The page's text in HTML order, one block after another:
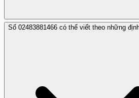
Theo hiện tại, chỉ có một nhận xét
Số 02483881466 có thể viết theo những